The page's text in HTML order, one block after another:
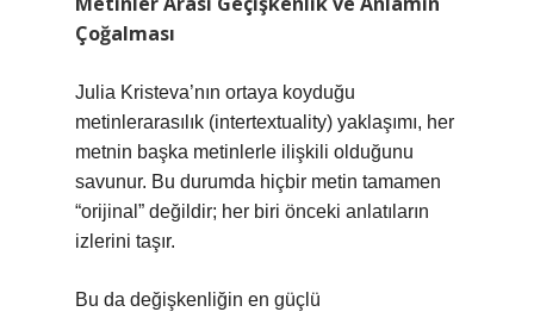
Çoğalması
Julia Kristeva’nın ortaya koyduğu
metinlerarasılık (intertextuality) yaklaşımı, her
metnin başka metinlerle ilişkili olduğunu
savunur. Bu durumda hiçbir metin tamamen
“orijinal” değildir; her biri önceki anlatıların
izlerini taşır.
Bu da değişkenliğin en güçlü